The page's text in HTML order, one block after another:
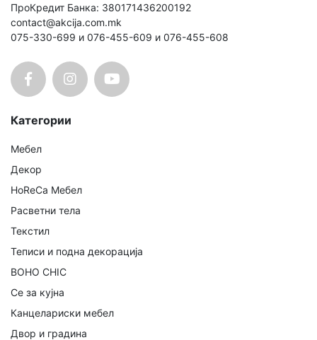
ПроКредит Банка: 380171436200192
contact@akcija.com.mk
075-330-699 и 076-455-609 и 076-455-608
Категории
Мебел
Декор
HoReCa Мебел
Расветни тела
Текстил
Теписи и подна декорација
BOHO CHIC
Се за кујна
Канцелариски мебел
Двор и градина